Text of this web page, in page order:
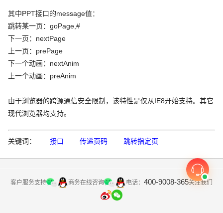
其中PPT接口的message值：
跳转某一页：goPage,#
下一页：nextPage
上一页：prePage
下一个动画：nextAnim
上一个动画：preAnim
由于浏览器的跨源通信安全限制，该特性是仅从IE8开始支持。其它
现代浏览器均支持。
关键词： 接口 传递页码 跳转指定页
客户服务支持 商务在线咨询 电话： 400-9008-365关注我们